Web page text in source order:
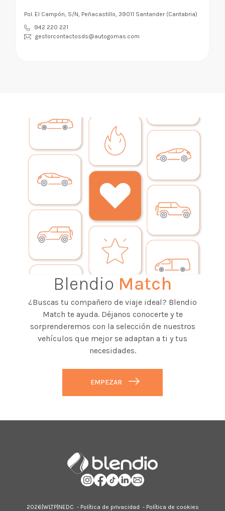
Pol. El Campón, S/N, Peñacastillo, 39011 Santander (Cantabria)
942 220 221
gestorcontactosds@autogomas.com
Blendio Match
¿Buscas tu compañero de viaje ideal? Blendio
Match te ayuda. Déjanos conocerte y te
sorprenderemos con la selección de nuestros
vehículos que mejor se adaptan a ti y tus
necesidades.
EMPEZAR
2026| WLTP| NEDC - Política de privacidad - Política de cookies